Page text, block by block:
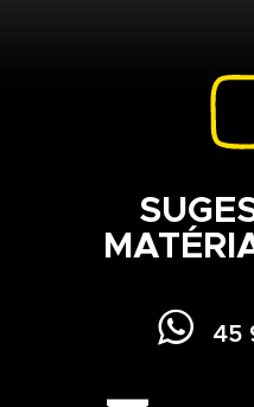
 45